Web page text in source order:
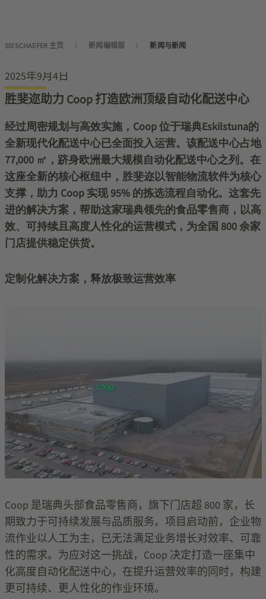
SSI SCHAEFER 主页 新闻编辑部 新闻与新闻
2025年9月4日
胜斐迩助力 Coop 打造欧洲顶级自动化配送中心
经过周密规划与高效实施，Coop 位于瑞典Eskilstuna的
全新现代化配送中心已全面投入运营。该配送中心占地
77,000 ㎡，跻身欧洲最大规模自动化配送中心之列。在
这座全新的核心枢纽中，胜斐迩以智能物流软件为核心
支撑，助力 Coop 实现 95% 的拣选流程自动化。这套先
进的解决方案，帮助这家瑞典领先的食品零售商，以高
效、可持续且高度人性化的运营模式，为全国 800 余家
门店提供稳定供货。
定制化解决方案，释放极致运营效率
Coop 是瑞典头部食品零售商，旗下门店超 800 家，长
期致力于可持续发展与品质服务。项目启动前，企业物
流作业以人工为主，已无法满足业务增长对效率、可靠
性的需求。为应对这一挑战， Coop 决定打造一座集中
化高度自动化配送中心，在提升运营效率的同时，构建
更可持续、更人性化的作业环境。